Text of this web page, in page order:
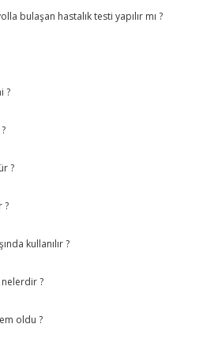
bulaşan hastalık testi yapılır mı ?
?
?
?
kullanılır ?
?
oldu ?